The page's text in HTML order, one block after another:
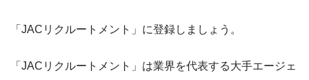
「JACリクルートメント」 に登録しましょう。
「JACリクルートメント」は業界を代表する大手エージェ